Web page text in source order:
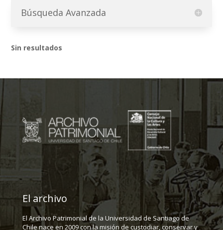
Búsqueda Avanzada
Sin resultados
El archivo
El Archivo Patrimonial de la Universidad de Santiago de
Chile nace en 2009 con la misión de custodiar, conservar y